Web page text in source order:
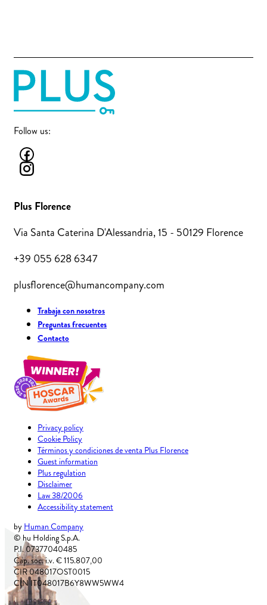
Follow us:
Plus Florence
Via Santa Caterina D'Alessandria, 15 - 50129 Florence
+39 055 628 6347
plusflorence@humancompany.com
Trabaja con nosotros
Preguntas frecuentes
Contacto
Privacy policy
Cookie Policy
Términos y condiciones de venta Plus Florence
Guest information
Plus regulation
Disclaimer
Law 38/2006
Accessibility statement
by Human Company
© hu Holding S.p.A.
P.I. 07377040485
Cap. soc. i.v. € 115.807,00
CIR 048017OST0015
CIN IT048017B6Y8WW5WW4